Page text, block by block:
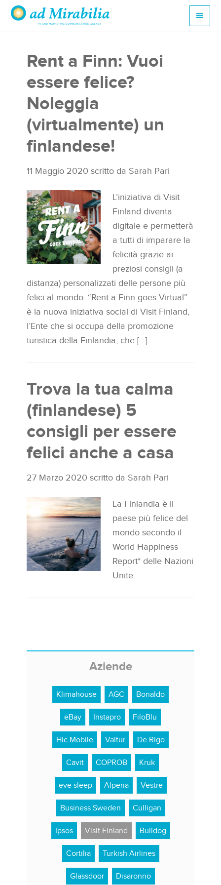
Rent a Finn: Vuoi
essere felice?
Noleggia
(virtualmente) un
finlandese!
11 Maggio 2020 scritto da Sarah Pari
L’iniziativa di Visit
Finland diventa
digitale e permetterà
a tutti di imparare la
felicità grazie ai
preziosi consigli (a
distanza) personalizzati delle persone più
felici al mondo. “Rent a Finn goes Virtual”
è la nuova iniziativa social di Visit Finland,
l’Ente che si occupa della promozione
turistica della Finlandia, che […]
Trova la tua calma
(finlandese) 5
consigli per essere
felici anche a casa
27 Marzo 2020 scritto da Sarah Pari
La Finlandia è il
paese più felice del
mondo secondo il
World Happiness
Report* delle Nazioni
Unite.
Aziende
Klimahouse AGC Bonaldo
eBay Instapro FiloBlu
Hic Mobile Valtur De Rigo
Cavit COPROB Kruk
eve sleep Alperia Vestre
Business Sweden Culligan
Ipsos Visit Finland Bulldog
Cortilia Turkish Airlines
Glassdoor Disaronno